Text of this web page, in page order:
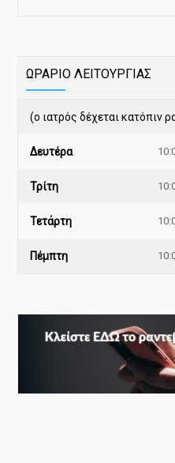
ΩΡΑΡΙΟ ΛΕΙΤΟΥΡΓΙΑΣ
(ο ιατρός δέχεται κατόπιν
Δευτέρα
Τρίτη
Τετάρτη
Πέμπτη